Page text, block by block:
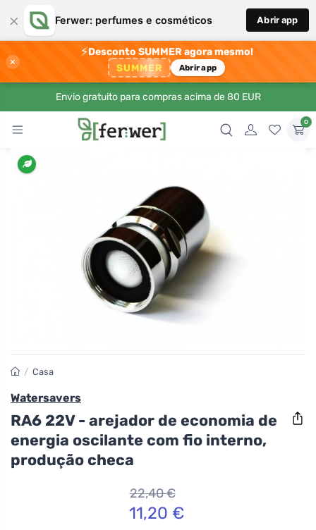
× Ferwer: perfumes e cosméticos Abrir app
×
⚡Desconto SUMMER agora mesmo!
SUMMER Abrir app
Envio gratuito para compras acima de 80 EUR
0
/ Casa
Watersavers
RA6 22V - arejador de economia de
energia oscilante com fio interno,
produção checa
22,40 €
11,20 €